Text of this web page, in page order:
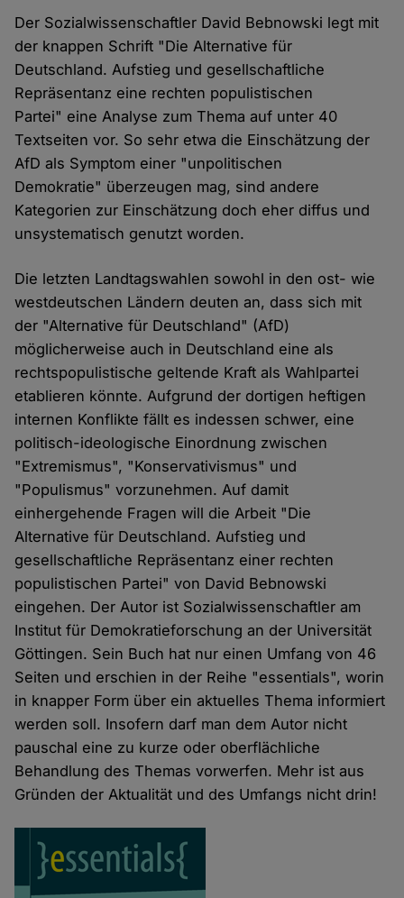
Der Sozialwissenschaftler David Bebnowski legt mit
der knappen Schrift "Die Alternative für
Deutschland. Aufstieg und gesellschaftliche
Repräsentanz eine rechten populistischen
Partei" eine Analyse zum Thema auf unter 40
Textseiten vor. So sehr etwa die Einschätzung der
AfD als Symptom einer "unpolitischen
Demokratie" überzeugen mag, sind andere
Kategorien zur Einschätzung doch eher diffus und
unsystematisch genutzt worden.
Die letzten Landtagswahlen sowohl in den ost- wie
westdeutschen Ländern deuten an, dass sich mit
der "Alternative für Deutschland" (AfD)
möglicherweise auch in Deutschland eine als
rechtspopulistische geltende Kraft als Wahlpartei
etablieren könnte. Aufgrund der dortigen heftigen
internen Konflikte fällt es indessen schwer, eine
politisch-ideologische Einordnung zwischen
"Extremismus", "Konservativismus" und
"Populismus" vorzunehmen. Auf damit
einhergehende Fragen will die Arbeit "Die
Alternative für Deutschland. Aufstieg und
gesellschaftliche Repräsentanz einer rechten
populistischen Partei" von David Bebnowski
eingehen. Der Autor ist Sozialwissenschaftler am
Institut für Demokratieforschung an der Universität
Göttingen. Sein Buch hat nur einen Umfang von 46
Seiten und erschien in der Reihe "essentials", worin
in knapper Form über ein aktuelles Thema informiert
werden soll. Insofern darf man dem Autor nicht
pauschal eine zu kurze oder oberflächliche
Behandlung des Themas vorwerfen. Mehr ist aus
Gründen der Aktualität und des Umfangs nicht drin!